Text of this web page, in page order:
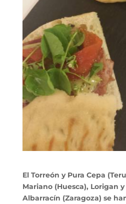
El Torreón y Pura Cepa
Mariano (Huesca), Lorigan
Albarracín (Zaragoza) se